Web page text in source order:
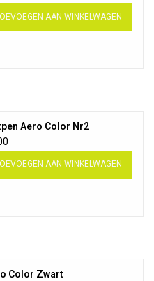
AAN WINKELWAGEN
Aero Color Nr2
AAN WINKELWAGEN
Color Zwart